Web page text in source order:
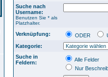
Suche nach
Username:
Benutzen Sie * als
Platzhalter.
Verknüpfung: ODER
Kategorie:
Suche in
Feldern:
Alle Felder
Nur